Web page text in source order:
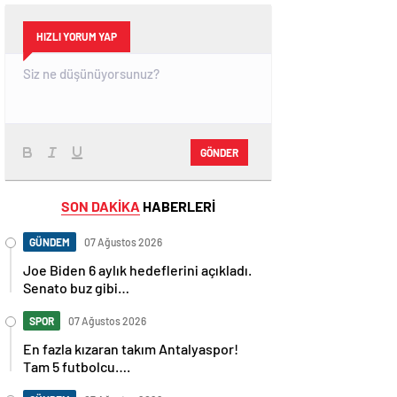
HIZLI YORUM YAP
GÖNDER
SON DAKİKA HABERLERİ
GÜNDEM 07 Ağustos 2026
Joe Biden 6 aylık hedeflerini açıkladı.
Senato buz gibi…
SPOR 07 Ağustos 2026
En fazla kızaran takım Antalyaspor!
Tam 5 futbolcu….